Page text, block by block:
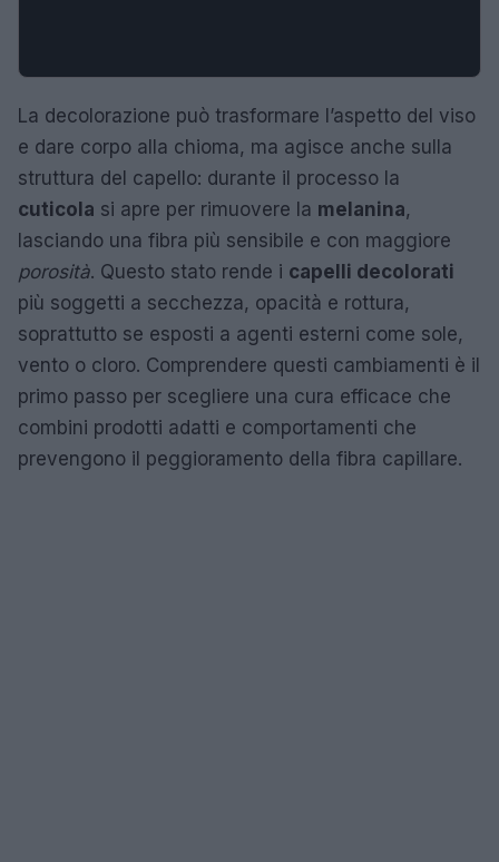
La decolorazione può trasformare l’aspetto del viso
e dare corpo alla chioma, ma agisce anche sulla
struttura del capello: durante il processo la
cuticola si apre per rimuovere la melanina,
lasciando una fibra più sensibile e con maggiore
porosità. Questo stato rende i capelli decolorati
più soggetti a secchezza, opacità e rottura,
soprattutto se esposti a agenti esterni come sole,
vento o cloro. Comprendere questi cambiamenti è il
primo passo per scegliere una cura efficace che
combini prodotti adatti e comportamenti che
prevengono il peggioramento della fibra capillare.